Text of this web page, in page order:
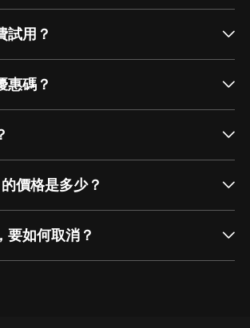
試用？
惠碼？
價格是多少？
要如何取消？